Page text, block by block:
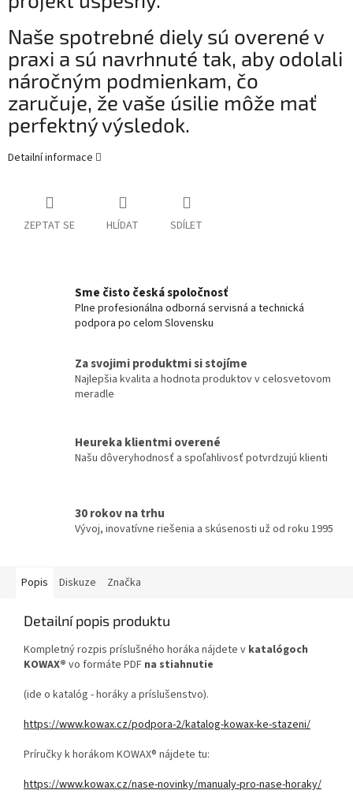
Naše spotrebné diely sú overené v
praxi a sú navrhnuté tak, aby odolali
náročným podmienkam, čo
zaručuje, že vaše úsilie môže mať
perfektný výsledok.
Detailní informace
ZEPTAT SE HLÍDAT SDÍLET
Sme čisto česká spoločnosť
Plne profesionálna odborná servisná a technická
podpora po celom Slovensku
Za svojimi produktmi si stojíme
Najlepšia kvalita a hodnota produktov v celosvetovom
meradle
Heureka klientmi overené
Našu dôveryhodnosť a spoľahlivosť potvrdzujú klienti
30 rokov na trhu
Vývoj, inovatívne riešenia a skúsenosti už od roku 1995
Popis Diskuze Značka
Detailní popis produktu
Kompletný rozpis príslušného horáka nájdete v katalógoch
KOWAX® vo formáte PDF na stiahnutie
(ide o katalóg - horáky a príslušenstvo).
https://www.kowax.cz/podpora-2/katalog-kowax-ke-stazeni/
Príručky k horákom KOWAX® nájdete tu:
https://www.kowax.cz/nase-novinky/manualy-pro-nase-horaky/